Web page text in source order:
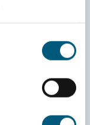
informazioni